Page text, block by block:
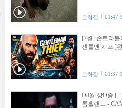
고화질
[7월] 존트라
젠틀맨 시프 ]
고화질
O8월 상O중 [
톰홀랜드 -